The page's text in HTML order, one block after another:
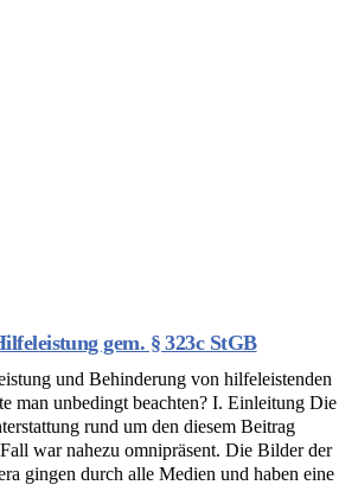
gem. § 323c StGB
und Behinderung von hilfeleistenden
man unbedingt beachten? I. Einleitung Die
rund um den diesem Beitrag
war nahezu omnipräsent. Die Bilder der
gingen durch alle Medien und haben eine